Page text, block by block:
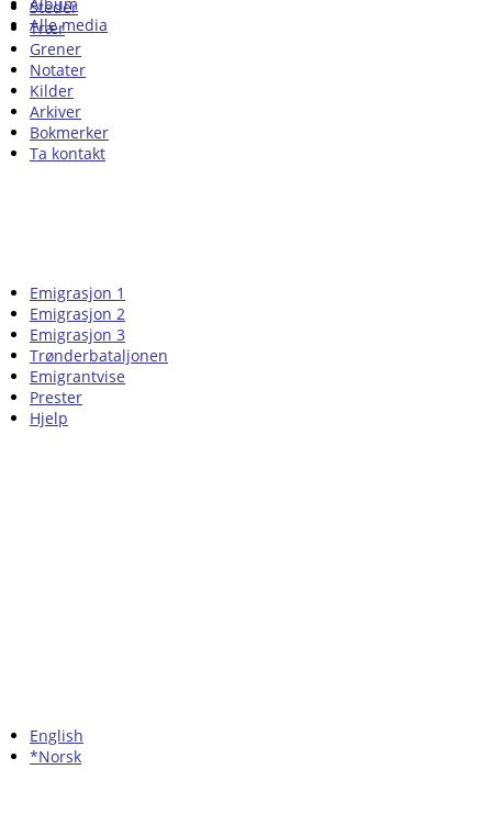
Alle media
Steder
Trær
Grener
Notater
Kilder
Arkiver
Bokmerker
Ta kontakt
Emigrasjon 1
Emigrasjon 2
Emigrasjon 3
Trønderbataljonen
Emigrantvise
Prester
Hjelp
English
*Norsk